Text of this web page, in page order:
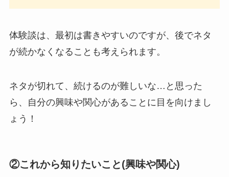
体験談は、最初は書きやすいのですが、後でネタ
が続かなくなることも考えられます。
ネタが切れて、続けるのが難しいな…と思った
ら、自分の興味や関心があることに目を向けまし
ょう！
②これから知りたいこと(興味や関心)